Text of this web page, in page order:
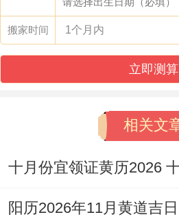
日）| 96分
12月18日| 冬月初十| 星
12月20日| 冬月十二| 星
12月23日| 冬月十五| 星
搬家时间
立即测算
相关文